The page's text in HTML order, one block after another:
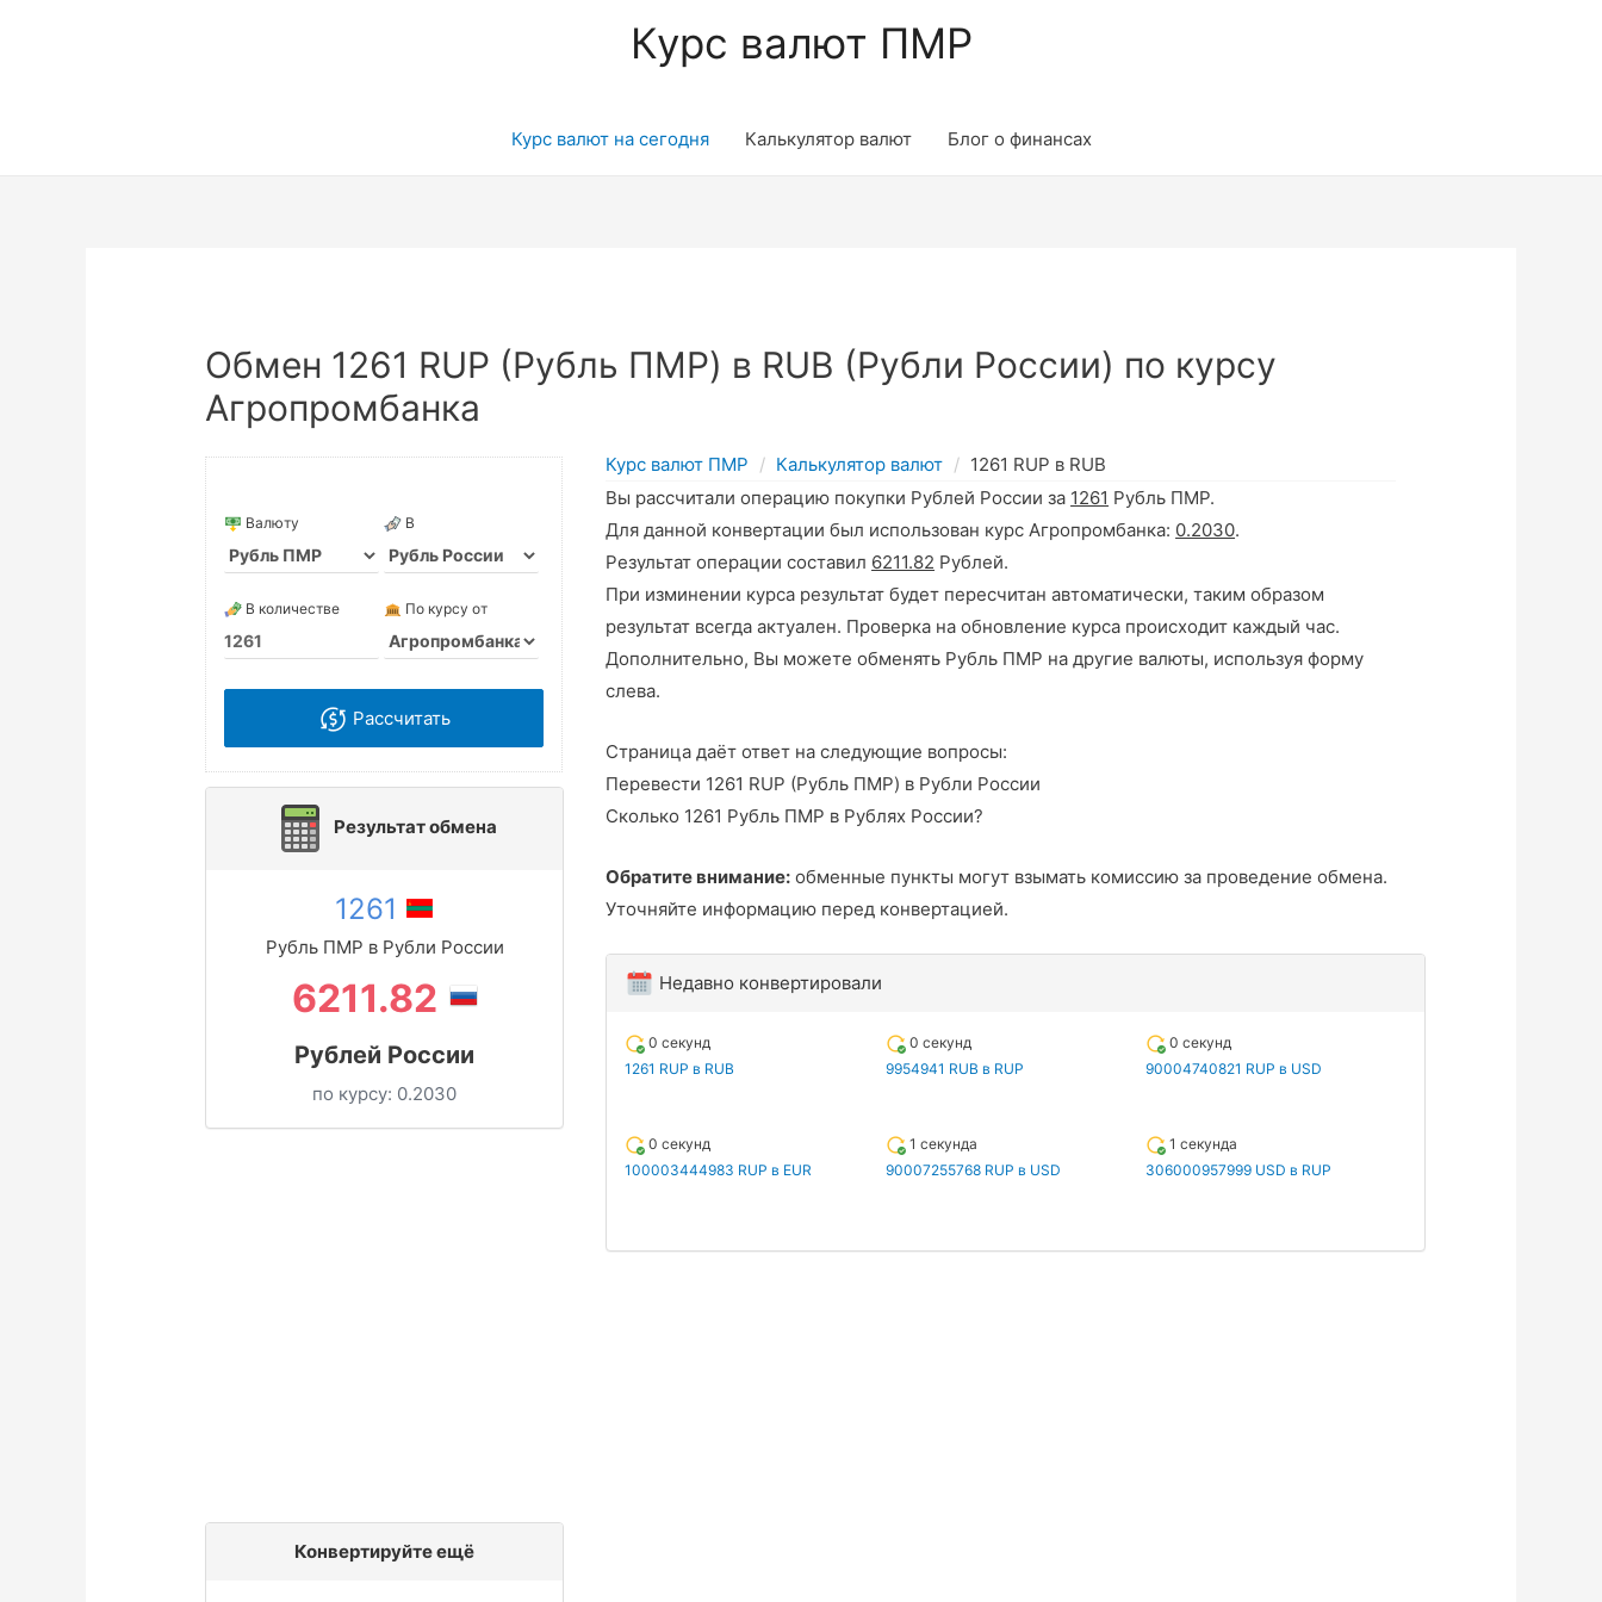
Курс валют ПМР
Курс валют на сегодня Калькулятор валют Блог о финансах
Обмен 1261 RUP (Рубль ПМР) в RUB (Рубли России) по курсу
Агропромбанка
Валюту В
В количестве По курсу от
Рассчитать
Результат обмена
1261
Рубль ПМР в Рубли России
6211.82
Рублей России
по курсу: 0.2030
Конвертируйте ещё
Курс валют ПМР Калькулятор валют
1261 RUP в RUB
Вы рассчитали операцию покупки Рублей России за 1261 Рубль ПМР.
Для данной конвертации был использован курс Агропромбанка: 0.2030.
Результат операции составил 6211.82 Рублей.
При изминении курса результат будет пересчитан автоматически, таким образом
результат всегда актуален. Проверка на обновление курса происходит каждый час.
Дополнительно, Вы можете обменять Рубль ПМР на другие валюты, используя форму
слева.
Страница даёт ответ на следующие вопросы:
Перевести 1261 RUP (Рубль ПМР) в Рубли России
Сколько 1261 Рубль ПМР в Рублях России?
Обратите внимание: обменные пункты могут взымать комиссию за проведение обмена.
Уточняйте информацию перед конвертацией.
Недавно конвертировали
0 секунд
1261 RUP в RUB
0 секунд
9954941 RUB в RUP
0 секунд
90004740821 RUP в USD
0 секунд
100003444983 RUP в EUR
1 секунда
90007255768 RUP в USD
1 секунда
306000957999 USD в RUP